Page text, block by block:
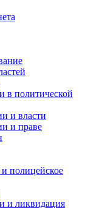
в политической
и власти
и праве
полицейское
и ликвидация